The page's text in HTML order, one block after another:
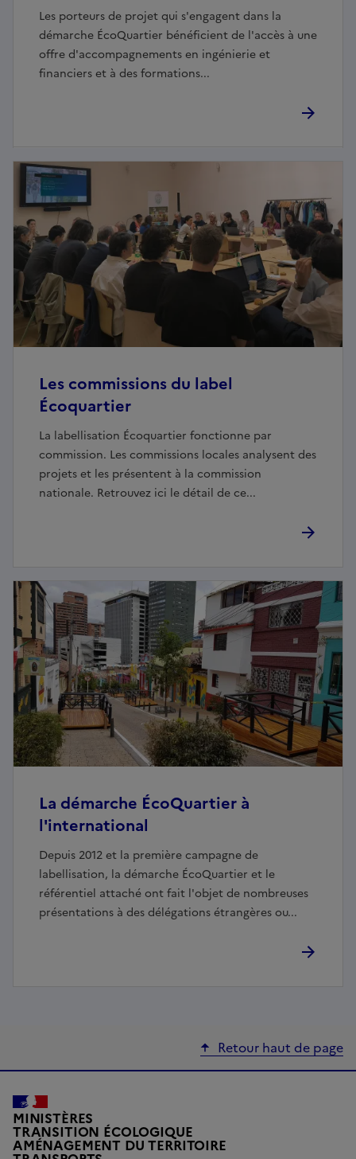
Les porteurs de projet qui s'engagent dans la
démarche ÉcoQuartier bénéficient de l'accès à une
offre d'accompagnements en ingénierie et
financiers et à des formations...
Les commissions du label
Écoquartier
La labellisation Écoquartier fonctionne par
commission. Les commissions locales analysent des
projets et les présentent à la commission
nationale. Retrouvez ici le détail de ce...
La démarche ÉcoQuartier à
l'international
Depuis 2012 et la première campagne de
labellisation, la démarche ÉcoQuartier et le
référentiel attaché ont fait l'objet de nombreuses
présentations à des délégations étrangères ou...
Retour haut de page
MINISTÈRES
TRANSITION ÉCOLOGIQUE
AMÉNAGEMENT DU TERRITOIRE